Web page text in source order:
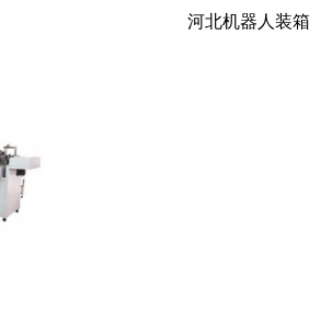
河北机器人装箱